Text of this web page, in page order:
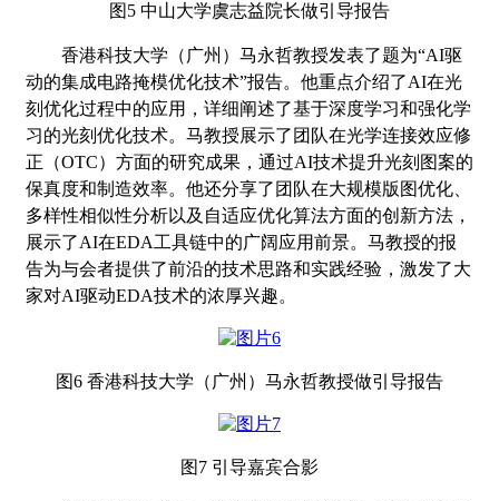
图5 中山大学虞志益院长做引导报告
香港科技大学（广州）马永哲教授发表了题为“AI驱
动的集成电路掩模优化技术”报告。他重点介绍了AI在光
刻优化过程中的应用，详细阐述了基于深度学习和强化学
习的光刻优化技术。马教授展示了团队在光学连接效应修
正（OTC）方面的研究成果，通过AI技术提升光刻图案的
保真度和制造效率。他还分享了团队在大规模版图优化、
多样性相似性分析以及自适应优化算法方面的创新方法，
展示了AI在EDA工具链中的广阔应用前景。马教授的报
告为与会者提供了前沿的技术思路和实践经验，激发了大
家对AI驱动EDA技术的浓厚兴趣。
图6 香港科技大学（广州）马永哲教授做引导报告
图7 引导嘉宾合影